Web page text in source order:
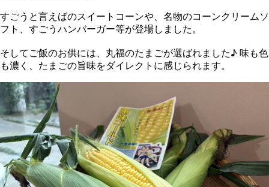
すごうと言えばのスイートコーンや、名物のコーンクリームソ
フト、すごうハンバーガー等が登場しました。
そしてご飯のお供には、丸福のたまごが選ばれました♪ 味も色
も濃く、たまごの旨味をダイレクトに感じられます。